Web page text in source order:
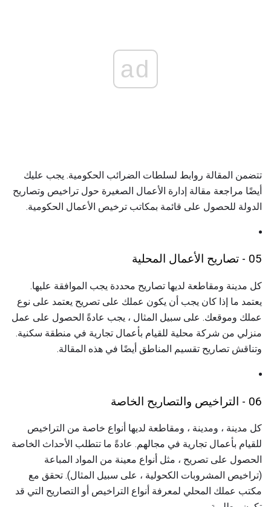
ad
تتضمن المقالة روابط لسلطات الضرائب الحكومية. يجب عليك
أيضًا مراجعة مقالة إدارة الأعمال الصغيرة حول تراخيص وتصاريح
الدولة للحصول على قائمة بمكاتب ترخيص الأعمال الحكومية.
05 - تصاريح الأعمال المحلية
كل مدينة ومقاطعة لديها تصاريح محددة يجب الموافقة عليها.
يعتمد ما إذا كان يجب أن يكون عملك على تصريح يعتمد على نوع
عملك وموقعك. على سبيل المثال ، يجب عادةً الحصول على عمل
منزلي من شركة محلية للقيام بأعمال تجارية في منطقة سكنية.
وتناقش تصاريح تقسيم المناطق أيضًا في هذه المقالة.
06 - التراخيص والتصاريح الخاصة
كل مدينة ، ومدينة ، ومقاطعة لديها أنواع خاصة من التراخيص
للقيام بأعمال تجارية في مجالهم. عادةً ما تتطلب الأحداث الخاصة
الحصول على تصريح ، مثل أنواع معينة من المواد المباعة
(تراخيص المشروبات الكحولية ، على سبيل المثال). تحقق مع
مكتب عملك المحلي لمعرفة أنواع التراخيص أو التصاريح التي قد